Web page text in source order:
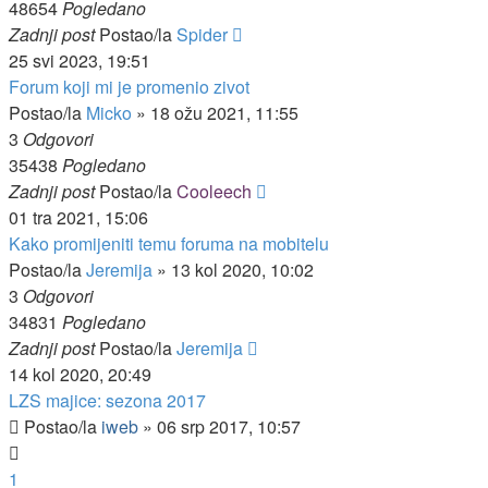
48654Pogledano
Zadnji postPostao/laSpider
25 svi 2023, 19:51
Forum koji mi je promenio zivot
Postao/la Micko » 18 ožu 2021, 11:55
3 Odgovori
35438 Pogledano
Zadnji postPostao/laCooleech
01 tra 2021, 15:06
Kako promijeniti temu foruma na mobitelu
Postao/laJeremija » 13 kol 2020, 10:02
3 Odgovori
34831 Pogledano
Zadnji postPostao/laJeremija
14 kol 2020, 20:49
LZS majice: sezona 2017
Postao/la iweb » 06 srp 2017, 10:57
1